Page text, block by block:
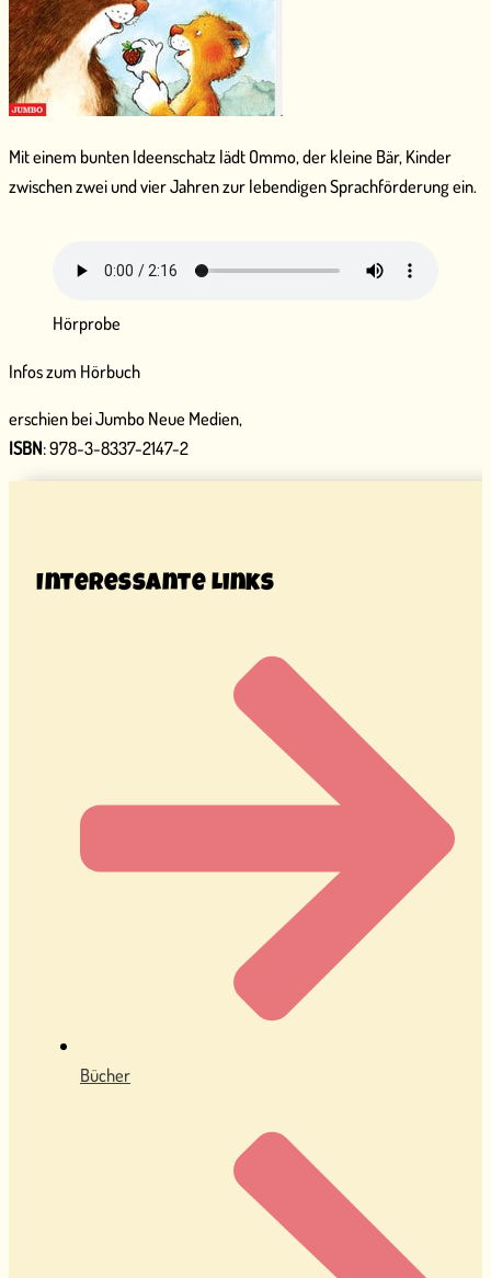
Mit einem bunten Ideenschatz lädt Ommo, der kleine Bär, Kinder
zwischen zwei und vier Jahren zur lebendigen Sprachförderung ein.
Hörprobe
Infos zum Hörbuch
erschien bei Jumbo Neue Medien,
ISBN: 978-3-8337-2147-2
Interessante Links
Bücher